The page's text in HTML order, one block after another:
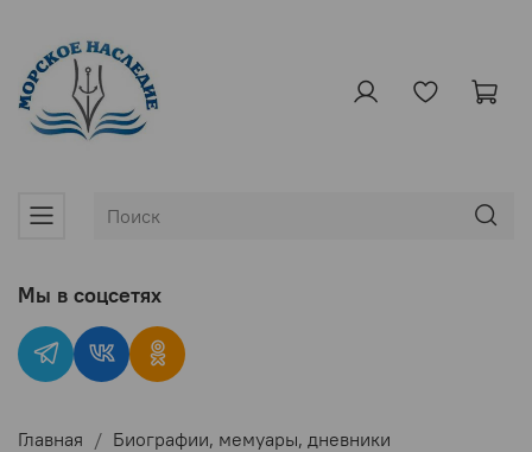
Главная Биографии, мемуары, дневники
Мы в соцсетях